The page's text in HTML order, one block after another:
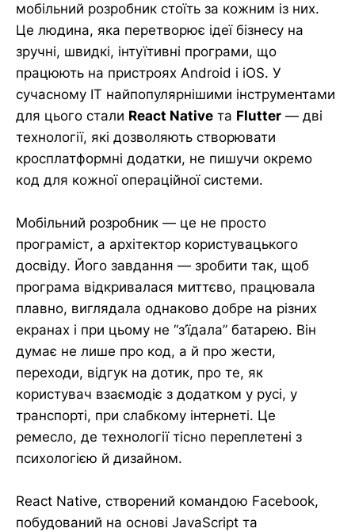
мобільний розробник стоїть за кожним із них.
Це людина, яка перетворює ідеї бізнесу на
зручні, швидкі, інтуїтивні програми, що
працюють на пристроях Android і iOS. У
сучасному ІТ найпопулярнішими інструментами
для цього стали React Native та Flutter — дві
технології, які дозволяють створювати
кросплатформні додатки, не пишучи окремо
код для кожної операційної системи.
Мобільний розробник — це не просто
програміст, а архітектор користувацького
досвіду. Його завдання — зробити так, щоб
програма відкривалася миттєво, працювала
плавно, виглядала однаково добре на різних
екранах і при цьому не “з’їдала” батарею. Він
думає не лише про код, а й про жести,
переходи, відгук на дотик, про те, як
користувач взаємодіє з додатком у русі, у
транспорті, при слабкому інтернеті. Це
ремесло, де технології тісно переплетені з
психологією й дизайном.
React Native, створений командою Facebook,
побудований на основі JavaScript та